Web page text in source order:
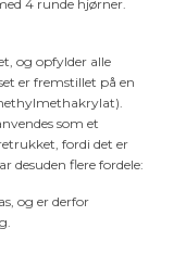
4 runde hjørner.
og opfylder alle
er fremstillet på en
som et
fordi det er
desuden flere fordele:
og er derfor